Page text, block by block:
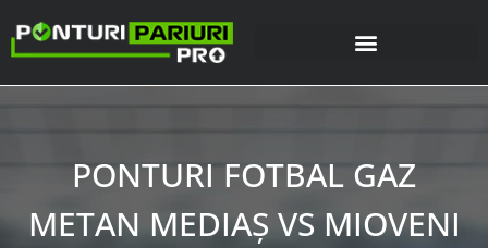
PONTURI FOTBAL GAZ
METAN MEDIAŞ VS MIOVENI